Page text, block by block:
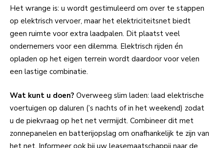
Het wrange is: u wordt gestimuleerd om over te stappen
op elektrisch vervoer, maar het elektriciteitsnet biedt
geen ruimte voor extra laadpalen. Dit plaatst veel
ondernemers voor een dilemma. Elektrisch rijden én
opladen op het eigen terrein wordt daardoor voor velen
een lastige combinatie.
Wat kunt u doen? Overweeg slim laden: laad elektrische
voertuigen op daluren (’s nachts of in het weekend) zodat
u de piekvraag op het net vermijdt. Combineer dit met
zonnepanelen en batterijopslag om onafhankelijk te zijn van
het net. Informeer ook bij uw leasemaatschappij naar de